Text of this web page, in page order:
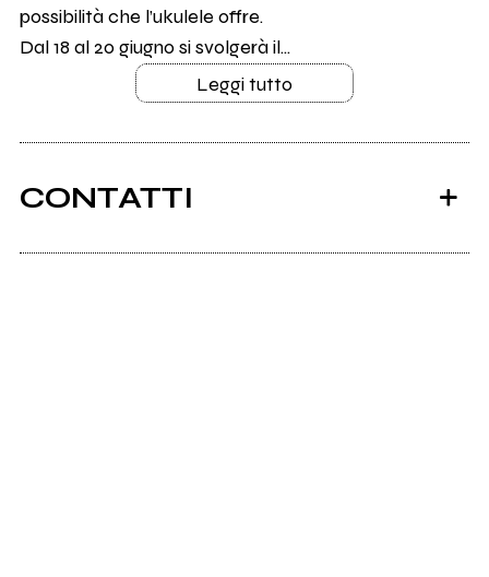
possibilità che l’ukulele offre.
Dal 18 al 20 giugno si svolgerà il...
Leggi tutto
CONTATTI